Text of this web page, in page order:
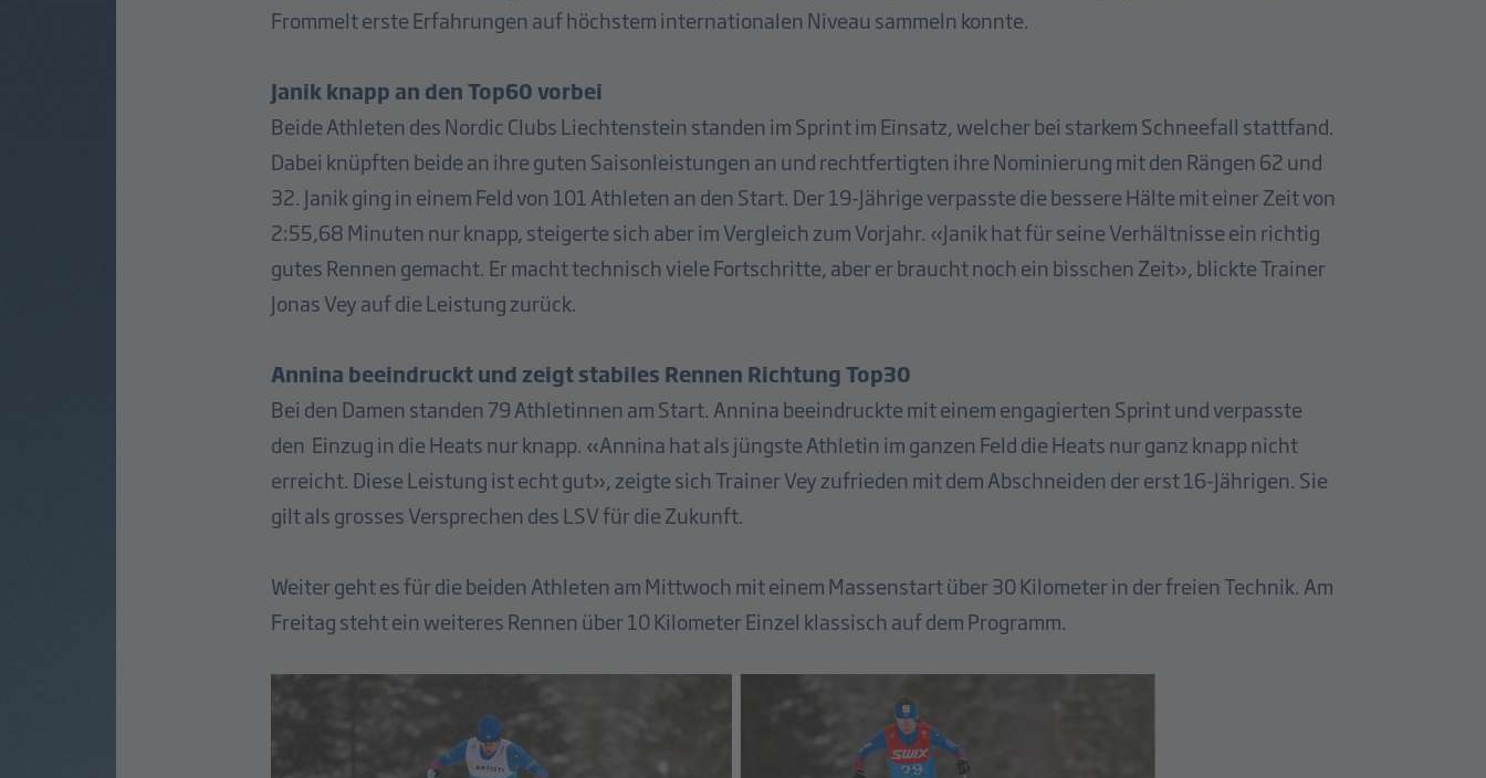
Frommelt erste Erfahrungen auf höchstem internationalen Niveau sammeln konnte.
Janik knapp an den Top60 vorbei
Beide Athleten des Nordic Clubs Liechtenstein standen im Sprint im Einsatz, welcher bei starkem Schneefall stattfand.
Dabei knüpften beide an ihre guten Saisonleistungen an und rechtfertigten ihre Nominierung mit den Rängen 62 und
32. Janik ging in einem Feld von 101 Athleten an den Start. Der 19-Jährige verpasste die bessere Hälte mit einer Zeit von
2:55,68 Minuten nur knapp, steigerte sich aber im Vergleich zum Vorjahr. «Janik hat für seine Verhältnisse ein richtig
gutes Rennen gemacht. Er macht technisch viele Fortschritte, aber er braucht noch ein bisschen Zeit», blickte Trainer
Jonas Vey auf die Leistung zurück.
Annina beeindruckt und zeigt stabiles Rennen Richtung Top30
Bei den Damen standen 79 Athletinnen am Start. Annina beeindruckte mit einem engagierten Sprint und verpasste
den Einzug in die Heats nur knapp. «Annina hat als jüngste Athletin im ganzen Feld die Heats nur ganz knapp nicht
erreicht. Diese Leistung ist echt gut», zeigte sich Trainer Vey zufrieden mit dem Abschneiden der erst 16-Jährigen. Sie
gilt als grosses Versprechen des LSV für die Zukunft.
Weiter geht es für die beiden Athleten am Mittwoch mit einem Massenstart über 30 Kilometer in der freien Technik. Am
Freitag steht ein weiteres Rennen über 10 Kilometer Einzel klassisch auf dem Programm.